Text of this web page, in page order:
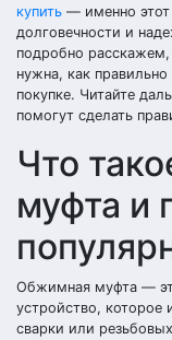
купить — именно этот
долговечности и
подробно
нужна, как
покупке. Читайте
помогут сделать
Что
муфта и
Обжимная муфта —
устройство, которое
сварки или